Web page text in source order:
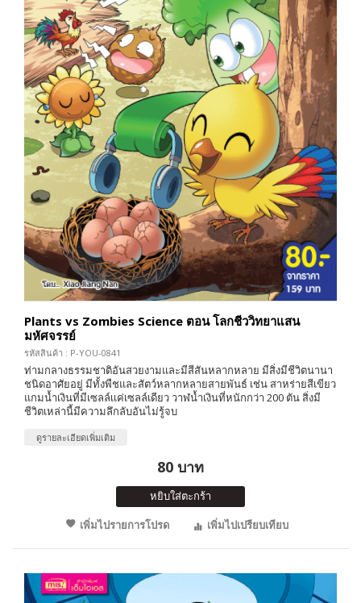
Plants vs Zombies Science ตอน โลกชีววิทยาแสน
มหัศจรรย์
รหัสสินค้า : P-YOU-0841
ท่ามกลางธรรมชาติอันสวยงามและมีสีสันหลากหลาย มีสิ่งมีชีวิตนานา
ชนิดอาศัยอยู่ มีทั้งพืชและสัตว์หลากหลายสายพันธ์ เช่น สาหร่ายสีเขียว
แกมน้ำเงินที่มีเซลล์เเค่เซลล์เดียว วาฬน้ำเงินที่หนักกว่า 200 ตัน สิ่งมี
ชีวิตเหล่านี้มีความลึกลับอันไม่รู้จบ
ดูรายละเอียดเพิ่มเติม
80 บาท
หยิบใส่ตะกร้า
เพิ่มไปรายการโปรด
เพิ่มไปเปรียบเทียบ